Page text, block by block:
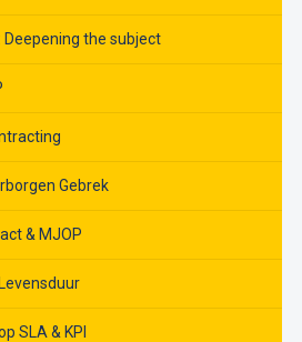
Deepening the subject
Gebrek
& MJOP
SLA & KPI